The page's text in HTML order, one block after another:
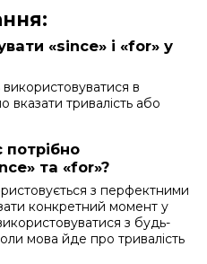
«since» і «for» у
в
вказати тривалість або
потрібно
та «for»?
з перфектними
конкретний момент у
з будь-
мова йде про тривалість